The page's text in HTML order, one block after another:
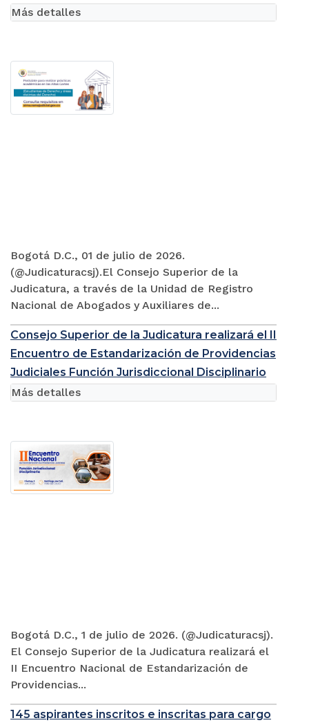
Bogotá D.C., 01 de julio de 2026.
(@Judicaturacsj).El Consejo Superior de la
Judicatura, a través de la Unidad de Registro
Nacional de Abogados y Auxiliares de...
Más detalles
Consejo Superior de la Judicatura realizará el II
Encuentro de Estandarización de Providencias
Judiciales Función Jurisdiccional Disciplinario
Bogotá D.C., 1 de julio de 2026. (@Judicaturacsj).
El Consejo Superior de la Judicatura realizará el
II Encuentro Nacional de Estandarización de
Providencias...
Más detalles
145 aspirantes inscritos e inscritas para cargo